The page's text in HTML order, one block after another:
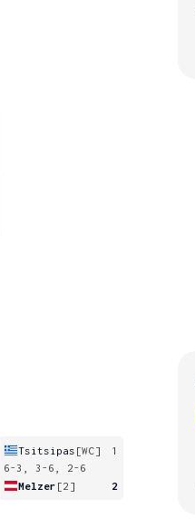
Tsitsipas [WC]
1
6-3, 3-6, 2-6
Melzer [2] 2